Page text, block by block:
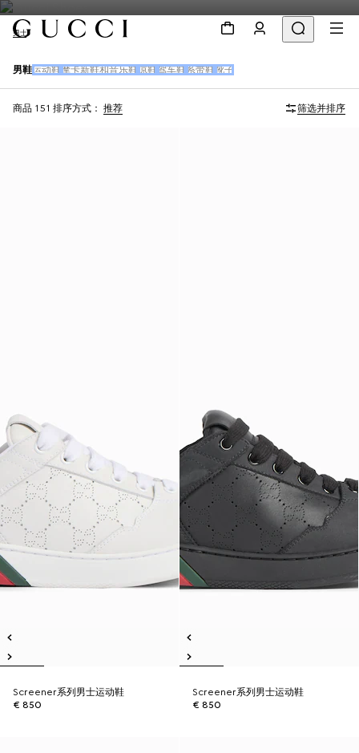
男士
男鞋 运动鞋 摩卡新鞋和音乐鞋 凉鞋 驾车鞋 系带鞋 靴子
商品 151 排序方式： 推荐 筛选并排序
Screener系列男士运动鞋
€ 850
Screener系列男士运动鞋
€ 850